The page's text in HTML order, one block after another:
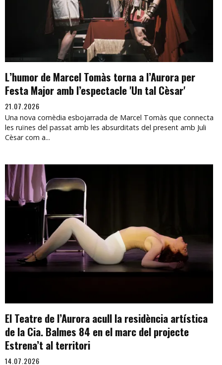
L’humor de Marcel Tomàs torna a l’Aurora per
Festa Major amb l’espectacle 'Un tal Cèsar'
21.07.2026
Una nova comèdia esbojarrada de Marcel Tomàs que connecta
les ruïnes del passat amb les absurditats del present amb Juli
Cèsar com a...
El Teatre de l’Aurora acull la residència artística
de la Cia. Balmes 84 en el marc del projecte
Estrena’t al territori
14.07.2026